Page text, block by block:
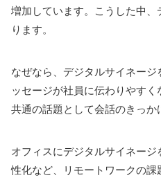
増加しています。こうした中
ります。
なぜなら、デジタルサイネー
ッセージが社員に伝わりやす
共通の話題として会話のきっ
オフィスにデジタルサイネー
性化など、リモートワークの